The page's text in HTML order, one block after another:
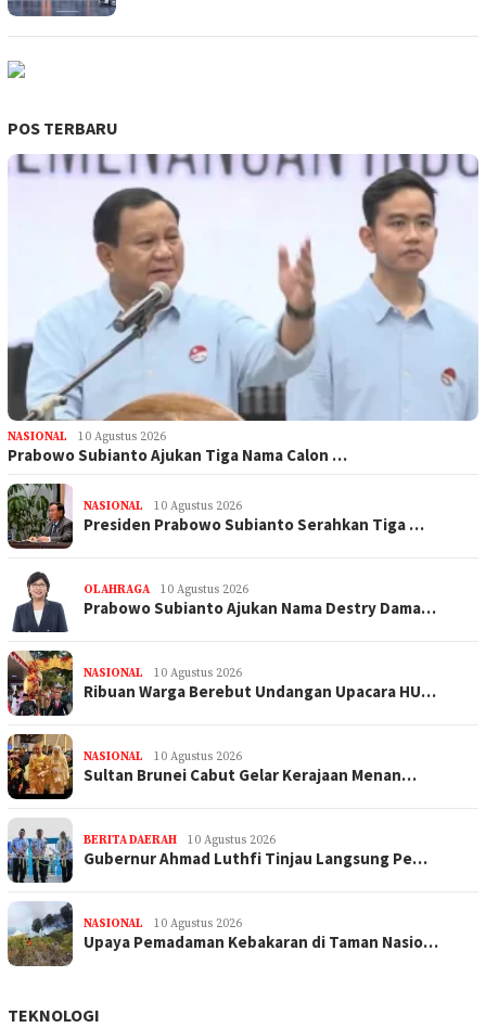
POS TERBARU
NASIONAL 10 Agustus 2026
Prabowo Subianto Ajukan Tiga Nama Calon …
NASIONAL 10 Agustus 2026
Presiden Prabowo Subianto Serahkan Tiga …
OLAHRAGA 10 Agustus 2026
Prabowo Subianto Ajukan Nama Destry Dama…
NASIONAL 10 Agustus 2026
Ribuan Warga Berebut Undangan Upacara HU…
NASIONAL 10 Agustus 2026
Sultan Brunei Cabut Gelar Kerajaan Menan…
BERITA DAERAH 10 Agustus 2026
Gubernur Ahmad Luthfi Tinjau Langsung Pe…
NASIONAL 10 Agustus 2026
Upaya Pemadaman Kebakaran di Taman Nasio…
TEKNOLOGI